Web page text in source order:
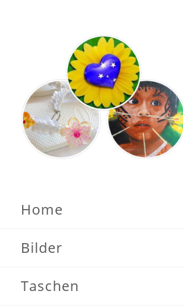
Home
Bilder
Taschen